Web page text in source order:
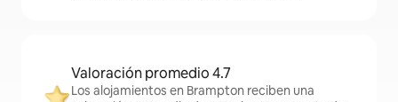
Valoración promedio 4.7
Los alojamientos en Brampton reciben una